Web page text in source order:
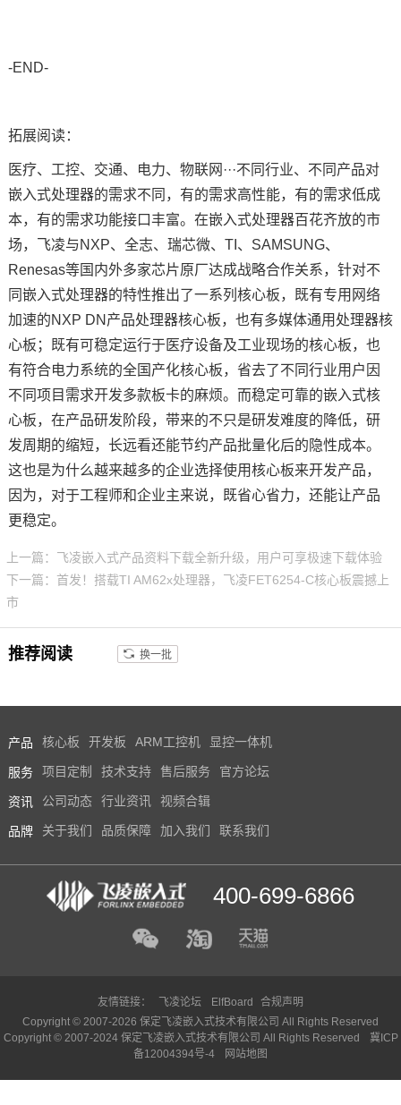
-END-
拓展阅读：
医疗、工控、交通、电力、 物联网 ···不同行业、不同产品对
嵌入式处理器的需求不同，有的需求高性能，有的需求低成
本，有的需求功能接口丰富。在嵌入式处理器百花齐放的市
场，飞凌与NXP、全志、瑞芯微、TI、SAMSUNG、
Renesas等国内外多家芯片原厂达成战略合作关系，针对不
同嵌入式处理器的特性推出了一系列 核心板，既有专用网络
加速的NXP DN产品处理器核心板，也有多媒体通用处理器核
心板；既有可稳定运行于医疗设备及工业现场的核心板，也
有符合电力系统的全国产化核心板，省去了不同行业用户因
不同项目需求开发多款板卡的麻烦。而稳定可靠的嵌入式核
心板，在产品研发阶段，带来的不只是研发难度的降低，研
发周期的缩短，长远看还能节约产品批量化后的隐性成本。
这也是为什么越来越多的企业选择使用核心板来开发产品，
因为，对于工程师和企业主来说，既省心省力，还能让产品
更稳定。
上一篇：飞凌嵌入式产品资料下载全新升级，用户可享极速下载体验
下一篇：首发！搭载TI AM62x处理器，飞凌FET6254-C核心板震撼上
市
推荐阅读 换一批
产品 核心板 开发板 ARM工控机 显控一体机
服务 项目定制 技术支持 售后服务 官方论坛
资讯 公司动态 行业资讯 视频合辑
品牌 关于我们 品质保障 加入我们 联系我们
400-699-6866
友情链接： 飞凌论坛 ElfBoard
合规声明
Copyright © 2007-2026 保定飞凌嵌入式技术有限公司 All Rights Reserved
Copyright © 2007-2024 保定飞凌嵌入式技术有限公司 All Rights Reserved
冀ICP
备12004394号-4
网站地图